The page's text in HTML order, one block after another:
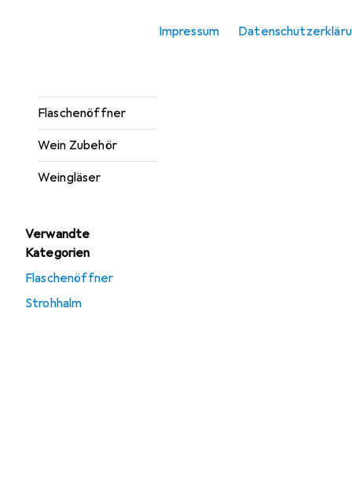
Impressum
Flaschenöffner
Wein Zubehör
Weingläser
Verwandte
Kategorien
Flaschenöffner
Strohhalm